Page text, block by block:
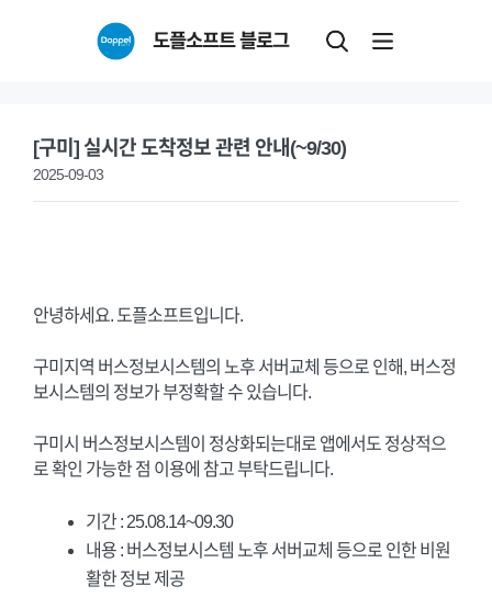
도플소프트 블로그
[구미] 실시간 도착정보 관련 안내(~9/30)
2025-09-03
안녕하세요. 도플소프트입니다.
구미지역 버스정보시스템의 노후 서버교체 등으로 인해, 버스정
보시스템의 정보가 부정확할 수 있습니다.
구미시 버스정보시스템이 정상화되는대로 앱에서도 정상적으
로 확인 가능한 점 이용에 참고 부탁드립니다.
기간 : 25.08.14~09.30
내용 : 버스정보시스템 노후 서버교체 등으로 인한 비원
활한 정보 제공